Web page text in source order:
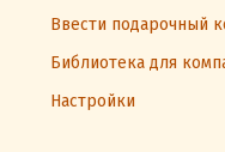
Ввести подарочный
Библиотека для
Настройки